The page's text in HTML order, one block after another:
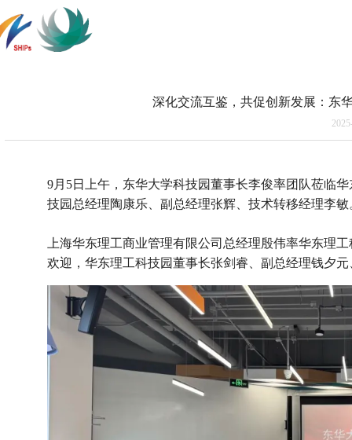
深化交流互鉴，共促创新发展：东
9月5日上午，东华大学科技园董事长李俊率团队莅临
技园总经理陶康乐、副总经理张辉、技术转移经理李敏
上海华东理工商业管理有限公司总经理殷伟率华东理
欢迎，华东理工科技园董事长张剑睿、副总经理钱夕